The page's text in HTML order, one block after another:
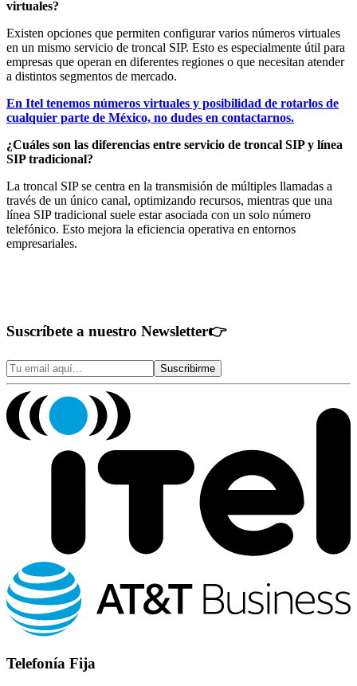
virtuales?
Existen opciones que permiten configurar varios números virtuales
en un mismo servicio de troncal SIP. Esto es especialmente útil para
empresas que operan en diferentes regiones o que necesitan atender
a distintos segmentos de mercado.
En Itel tenemos números virtuales y posibilidad de rotarlos de
cualquier parte de México, no dudes en contactarnos.
¿Cuáles son las diferencias entre servicio de troncal SIP y línea
SIP tradicional?
La troncal SIP se centra en la transmisión de múltiples llamadas a
través de un único canal, optimizando recursos, mientras que una
línea SIP tradicional suele estar asociada con un solo número
telefónico. Esto mejora la eficiencia operativa en entornos
empresariales.
Suscríbete a nuestro Newsletter👉
Suscribirme
Telefonía Fija